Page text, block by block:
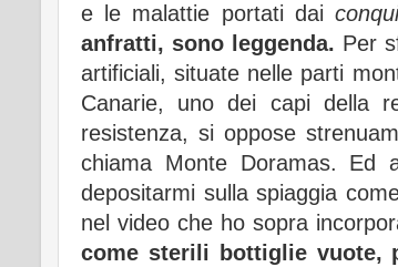
e le malattie portati dai
anfratti, sono leggenda. Per
artificiali, situate nelle parti
Canarie, uno dei capi della
resistenza, si oppose
chiama Monte Doramas. Ed
depositarmi sulla spiaggia
nel video che ho sopra
come sterili bottiglie vuote,